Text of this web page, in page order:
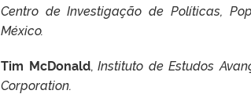
Centro de Investigação de Políticas,
México.
Tim McDonald,Instituto de Estudos
Corporation.